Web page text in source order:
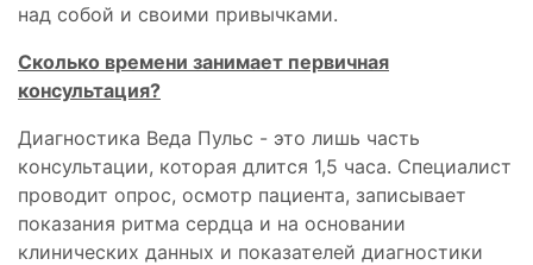
над собой и своими привычками.
Сколько времени занимает первичная
консультация?
Диагностика Веда Пульс - это лишь часть
консультации, которая длится 1,5 часа. Специалист
проводит опрос, осмотр пациента, записывает
показания ритма сердца и на основании
клинических данных и показателей диагностики